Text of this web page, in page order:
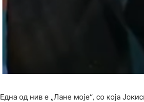
Една од нив е „Лане моје“, со која